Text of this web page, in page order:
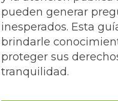
pueden generar
inesperados. Esta
brindarle
proteger sus
tranquilidad.